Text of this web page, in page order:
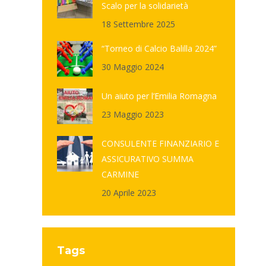
Scalo per la solidarietà
18 Settembre 2025
“Torneo di Calcio Balilla 2024”
30 Maggio 2024
Un aiuto per l’Emilia Romagna
23 Maggio 2023
CONSULENTE FINANZIARIO E
ASSICURATIVO SUMMA
CARMINE
20 Aprile 2023
Tags